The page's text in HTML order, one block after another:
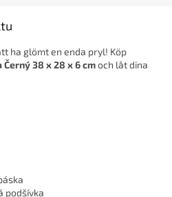
ha glömt en enda pryl! Köp
38 x 28 x 6 cmoch låt dina
podšívka